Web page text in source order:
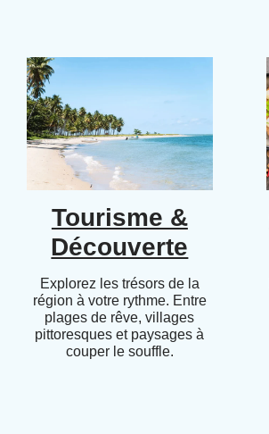
Tourisme &
Découverte
Explorez les trésors de la
région à votre rythme. Entre
plages de rêve, villages
pittoresques et paysages à
couper le souffle.